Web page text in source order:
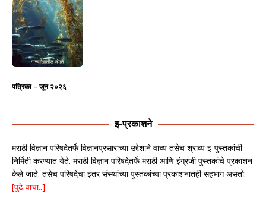
पत्रिका – जून २०२६
इ-प्रकाशने
मराठी विज्ञान परिषदेतर्फे विज्ञानप्रसाराच्या उद्देशाने वाच्य तसेच श्राव्य इ-पुस्तकांची
निर्मिती करण्यात येते. मराठी विज्ञान परिषदेतर्फे मराठी आणि इंग्रजी पुस्तकांचे प्रकाशन
केले जाते. तसेच परिषदेचा इतर संस्थांच्या पुस्तकांच्या प्रकाशनातही सहभाग असतो.
[पुढे वाचा..]